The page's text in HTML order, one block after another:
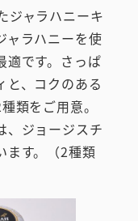
ジャラハニーキ
ャラハニーを使
適です。さっぱ
と、コクのある
類をご用意。
、ジョージスチ
ます。（2種類